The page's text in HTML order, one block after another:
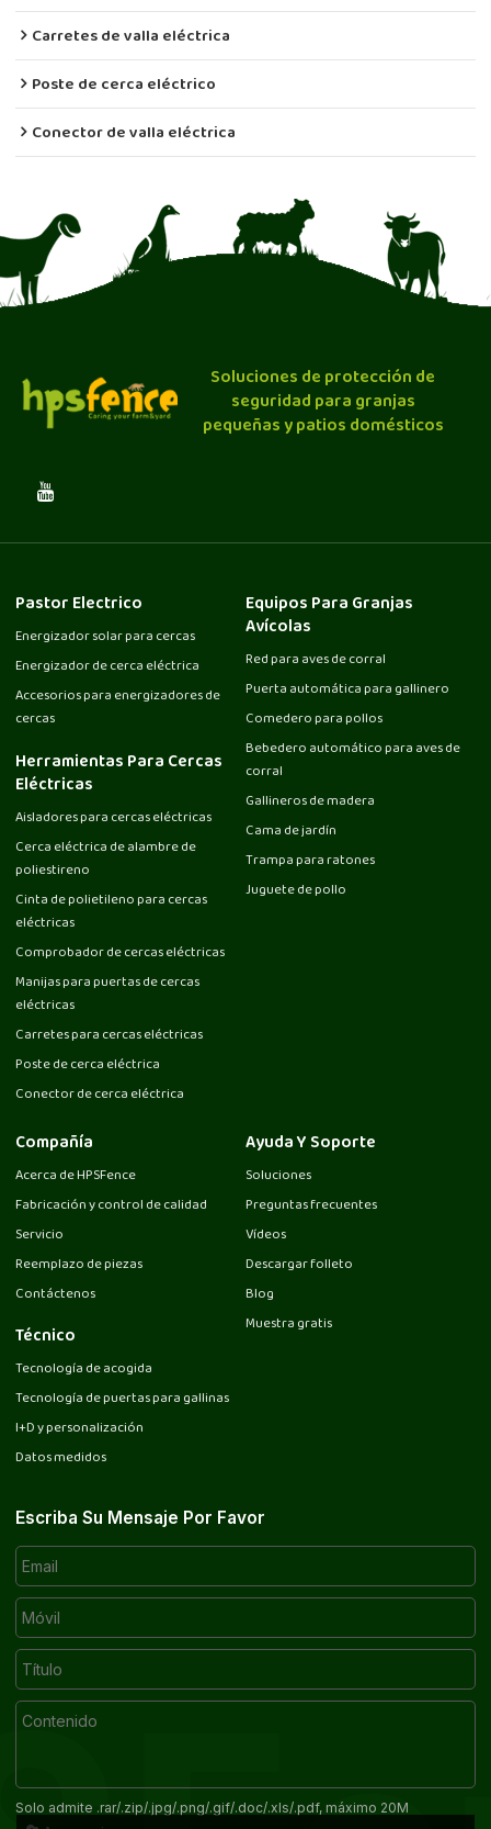
Carretes de valla eléctrica
Poste de cerca eléctrico
Conector de valla eléctrica
Soluciones de protección de
seguridad para granjas
pequeñas y patios domésticos
Pastor Electrico
Energizador solar para cercas
Energizador de cerca eléctrica
Accesorios para energizadores de
cercas
Herramientas Para Cercas
Eléctricas
Aisladores para cercas eléctricas
Cerca eléctrica de alambre de
poliestireno
Cinta de polietileno para cercas
eléctricas
Comprobador de cercas eléctricas
Manijas para puertas de cercas
eléctricas
Carretes para cercas eléctricas
Poste de cerca eléctrica
Conector de cerca eléctrica
Equipos Para Granjas
Avícolas
Red para aves de corral
Puerta automática para gallinero
Comedero para pollos
Bebedero automático para aves de
corral
Gallineros de madera
Cama de jardín
Trampa para ratones
Juguete de pollo
Compañía
Acerca de HPSFence
Fabricación y control de calidad
Servicio
Reemplazo de piezas
Contáctenos
Técnico
Tecnología de acogida
Tecnología de puertas para gallinas
I+D y personalización
Datos medidos
Ayuda Y Soporte
Soluciones
Preguntas frecuentes
Vídeos
Descargar folleto
Blog
Muestra gratis
Escriba Su Mensaje Por Favor
Solo admite .rar/.zip/.jpg/.png/.gif/.doc/.xls/.pdf, máximo 20M